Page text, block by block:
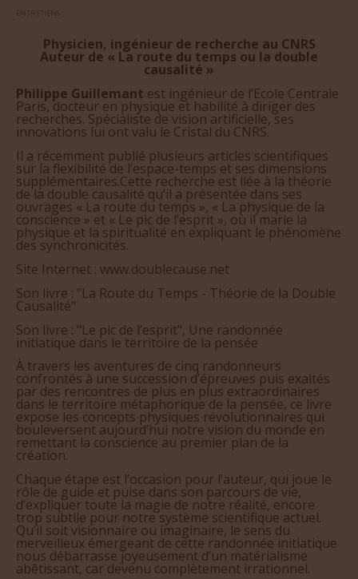
Physicien, ingénieur de recherche au CNRS
Auteur de « La route du temps ou la double
causalité »
Philippe Guillemant est ingénieur de l’Ecole Centrale
Paris, docteur en physique et habilité à diriger des
recherches. Spécialiste de vision artificielle, ses
innovations lui ont valu le Cristal du CNRS.
Il a récemment publié plusieurs articles scientifiques
sur la flexibilité de l’espace-temps et ses dimensions
supplémentaires.Cette recherche est liée à la théorie
de la double causalité qu’il a présentée dans ses
ouvrages « La route du temps », « La physique de la
conscience » et « Le pic de l’esprit », où il marie la
physique et la spiritualité en expliquant le phénomène
des synchronicités.
Site Internet : www.doublecause.net
Son livre : "La Route du Temps - Théorie de la Double
Causalité"
Son livre : "Le pic de l’esprit", Une randonnée
initiatique dans le territoire de la pensée
À travers les aventures de cinq randonneurs
confrontés à une succession d’épreuves puis exaltés
par des rencontres de plus en plus extraordinaires
dans le territoire métaphorique de la pensée, ce livre
expose les concepts physiques révolutionnaires qui
bouleversent aujourd’hui notre vision du monde en
remettant la conscience au premier plan de la
création.
Chaque étape est l’occasion pour l’auteur, qui joue le
rôle de guide et puise dans son parcours de vie,
d’expliquer toute la magie de notre réalité, encore
trop subtile pour notre système scientifique actuel.
Qu’il soit visionnaire ou imaginaire, le sens du
merveilleux émergeant de cette randonnée initiatique
nous débarrasse joyeusement d’un matérialisme
abêtissant, car devenu complètement irrationnel.